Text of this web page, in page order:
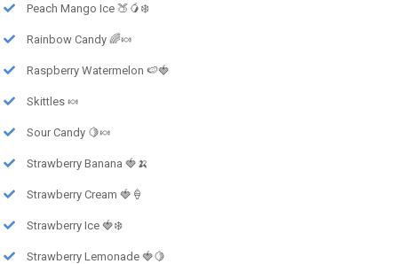
Peach Mango Ice 🍑🥭❄️
Rainbow Candy 🌈🍬
Raspberry Watermelon 🍉🍓
Skittles 🍬
Sour Candy 🍋🍬
Strawberry Banana 🍓🍌
Strawberry Cream 🍓🍦
Strawberry Ice 🍓❄️
Strawberry Lemonade 🍓🍋